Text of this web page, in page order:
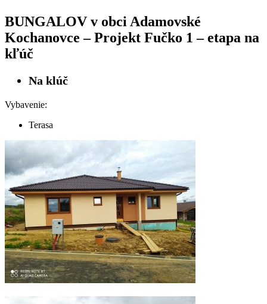
BUNGALOV v obci Adamovské
Kochanovce – Projekt Fučko 1 – etapa na
kľúč
Na klúč
Vybavenie:
Terasa